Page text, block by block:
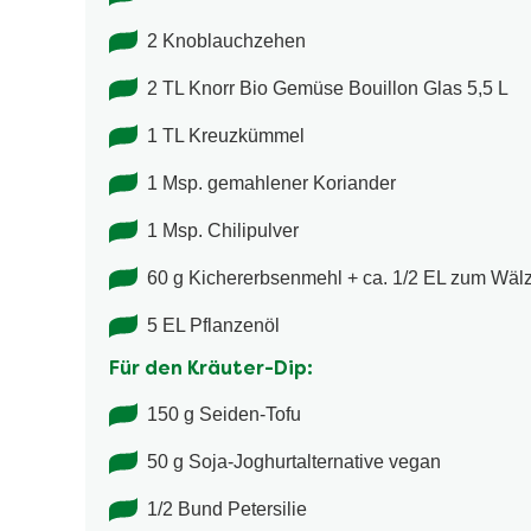
2 Knoblauchzehen
2 TL Knorr Bio Gemüse Bouillon Glas 5,5 L
1 TL Kreuzkümmel
1 Msp. gemahlener Koriander
1 Msp. Chilipulver
60 g Kichererbsenmehl + ca. 1/2 EL zum
5 EL Pflanzenöl
Für den Kräuter-Dip:
150 g Seiden-Tofu
50 g Soja-Joghurtalternative vegan
1/2 Bund Petersilie